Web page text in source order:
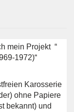
mein Projekt “
1972)“
Karosserie
ohne Papiere
bekannt) und